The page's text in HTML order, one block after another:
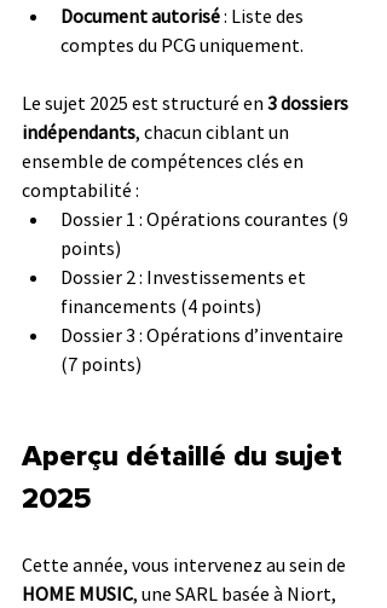
Document autorisé : Liste des
comptes du PCG uniquement.
Le sujet 2025 est structuré en 3 dossiers
indépendants, chacun ciblant un
ensemble de compétences clés en
comptabilité :
Dossier 1 : Opérations courantes (9
points)
Dossier 2 : Investissements et
financements (4 points)
Dossier 3 : Opérations d’inventaire
(7 points)
Aperçu détaillé du sujet
2025
Cette année, vous intervenez au sein de
HOME MUSIC, une SARL basée à Niort,